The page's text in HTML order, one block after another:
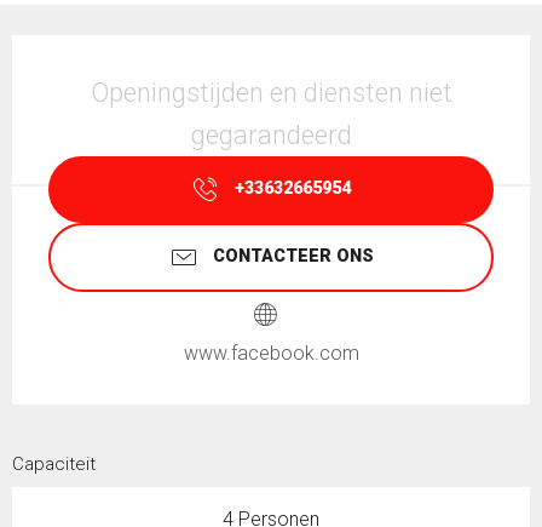
Openingstijden en diensten niet
gegarandeerd
+33632665954
CONTACTEER ONS
www.facebook.com
Capaciteit
4 Personen